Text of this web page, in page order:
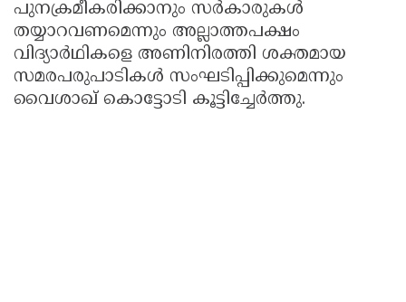
പുനക്രമീകരിക്കാനും സര്‍കാരുകള്‍
തയ്യാറവണമെന്നും അല്ലാത്തപക്ഷം
വിദ്യാര്‍ഥികളെ അണിനിരത്തി ശക്തമായ
സമരപരുപാടികള്‍ സംഘടിപ്പിക്കുമെന്നും
വൈശാഖ് കൊട്ടോടി കൂട്ടിച്ചേര്‍ത്തു.